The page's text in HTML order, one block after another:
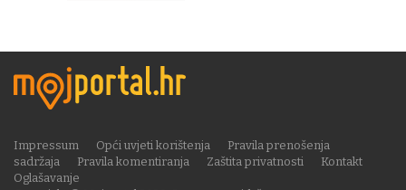
Impressum Opći uvjeti korištenja
Pravila prenošenja
sadržaja
Pravila komentiranja Zaštita privatnosti
Kontakt
Oglašavanje